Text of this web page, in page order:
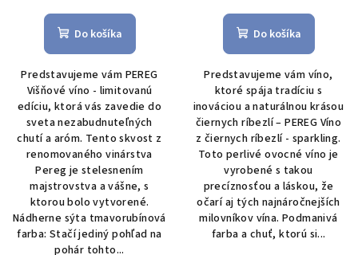
Do košíka
Predstavujeme vám PEREG
Višňové víno - limitovanú
edíciu, ktorá vás zavedie do
sveta nezabudnuteľných
chutí a aróm. Tento skvost z
renomovaného vinárstva
Pereg je stelesnením
majstrovstva a vášne, s
ktorou bolo vytvorené.
Nádherne sýta tmavorubínová
farba: Stačí jediný pohľad na
pohár tohto...
Do košíka
Predstavujeme vám víno,
ktoré spája tradíciu s
inováciou a naturálnou krásou
čiernych ríbezlí – PEREG Víno
z čiernych ríbezlí - sparkling.
Toto perlivé ovocné víno je
vyrobené s takou
precíznosťou a láskou, že
očarí aj tých najnáročnejších
milovníkov vína. Podmanivá
farba a chuť, ktorú si...